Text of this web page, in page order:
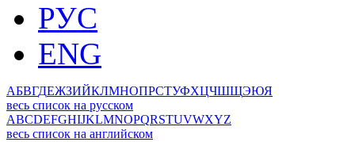
РУС
ENG
АБВГДЕЖЗИЙКЛМНОПРСТУФХЦЧШЩЭЮЯ
весь список на русском
ABCDEFGHIJKLMNOPQRSTUVWXYZ
весь список на английском